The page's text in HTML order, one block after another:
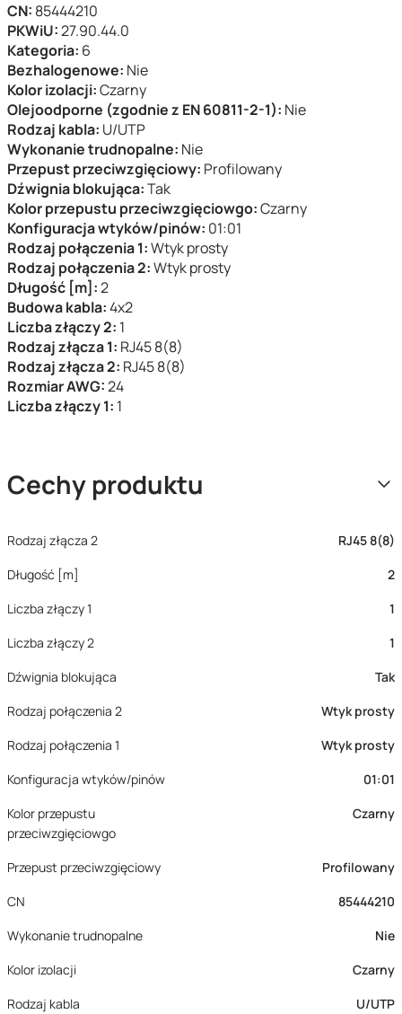
CN: 85444210
PKWiU:27.90.44.0
Kategoria: 6
Bezhalogenowe: Nie
Kolor izolacji:Czarny
Olejoodporne (zgodnie z EN 60811-2-1): Nie
Rodzaj kabla: U/UTP
Wykonanie trudnopalne: Nie
Przepust przeciwzgięciowy: Profilowany
Dźwignia blokująca:Tak
Kolor przepustu przeciwzgięciowgo:Czarny
Konfiguracja wtyków/pinów: 01:01
Rodzaj połączenia 1:Wtyk prosty
Rodzaj połączenia 2:Wtyk prosty
Długość [m]:2
Budowa kabla:4x2
Liczba złączy 2: 1
Rodzaj złącza 1: RJ45 8(8)
Rodzaj złącza 2: RJ45 8(8)
Rozmiar AWG:24
Liczba złączy 1: 1
Cechy produktu
Rodzaj złącza 2
RJ45 8(8)
Długość [m]
2
Liczba złączy 1
1
Liczba złączy 2
1
Dźwignia blokująca
Tak
Rodzaj połączenia 2
Wtyk prosty
Rodzaj połączenia 1
Wtyk prosty
Konfiguracja wtyków/pinów
01:01
Kolor przepustu
przeciwzgięciowgo
Czarny
Przepust przeciwzgięciowy
Profilowany
CN
85444210
Wykonanie trudnopalne
Nie
Kolor izolacji
Czarny
Rodzaj kabla
U/UTP